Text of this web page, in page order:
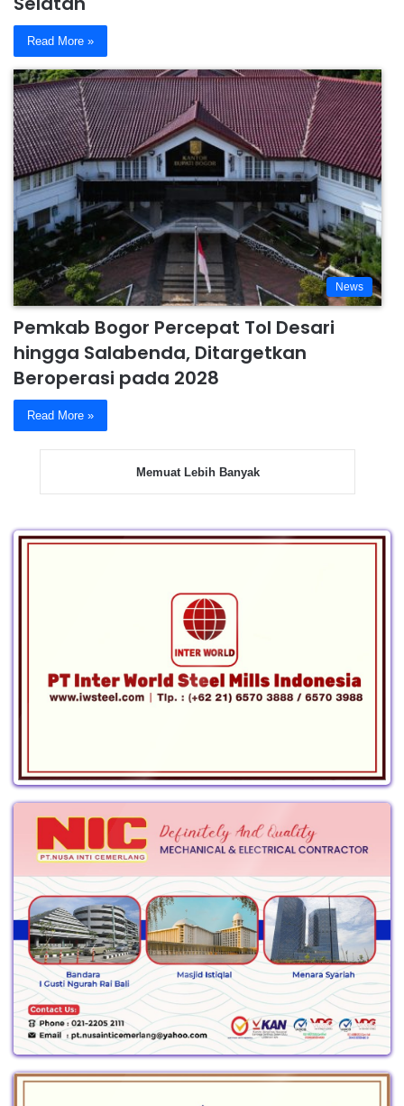
Read More »
News
Pemkab Bogor Percepat Tol Desari
hingga Salabenda, Ditargetkan
Beroperasi pada 2028
Read More »
Memuat Lebih Banyak